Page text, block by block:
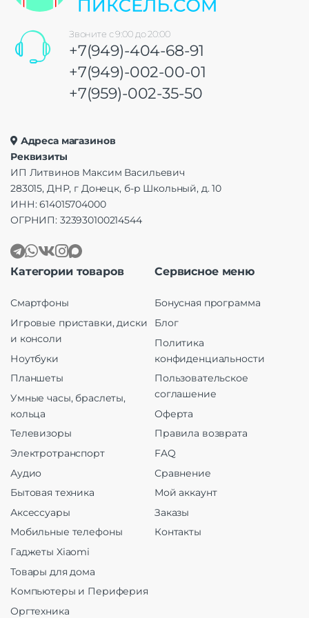
Звоните с 9:00 до 20:00
+7(949)-404-68-91
+7(949)-002-00-01
+7(959)-002-35-50
Адреса магазинов
Реквизиты
ИП Литвинов Максим Васильевич
283015, ДНР, г Донецк, б-р Школьный, д. 10
ИНН: 614015704000
ОГРНИП: 323930100214544
Категории товаров
Смартфоны
Игровые приставки, диски
и консоли
Ноутбуки
Планшеты
Умные часы, браслеты,
кольца
Телевизоры
Электротранспорт
Аудио
Бытовая техника
Аксессуары
Мобильные телефоны
Гаджеты Xiaomi
Товары для дома
Компьютеры и Периферия
Оргтехника
Сервисное меню
Бонусная программа
Блог
Политика
конфиденциальности
Пользовательское
соглашение
Оферта
Правила возврата
FAQ
Сравнение
Мой аккаунт
Заказы
Контакты